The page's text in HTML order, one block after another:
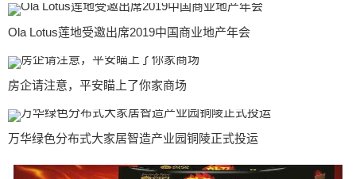
Ola Lotus莲地受邀出席2019中国商业地产年会
房企请注意，平安瞄上了你家商场
万华绿色分布式大家居智造产业园铜陵正式投运